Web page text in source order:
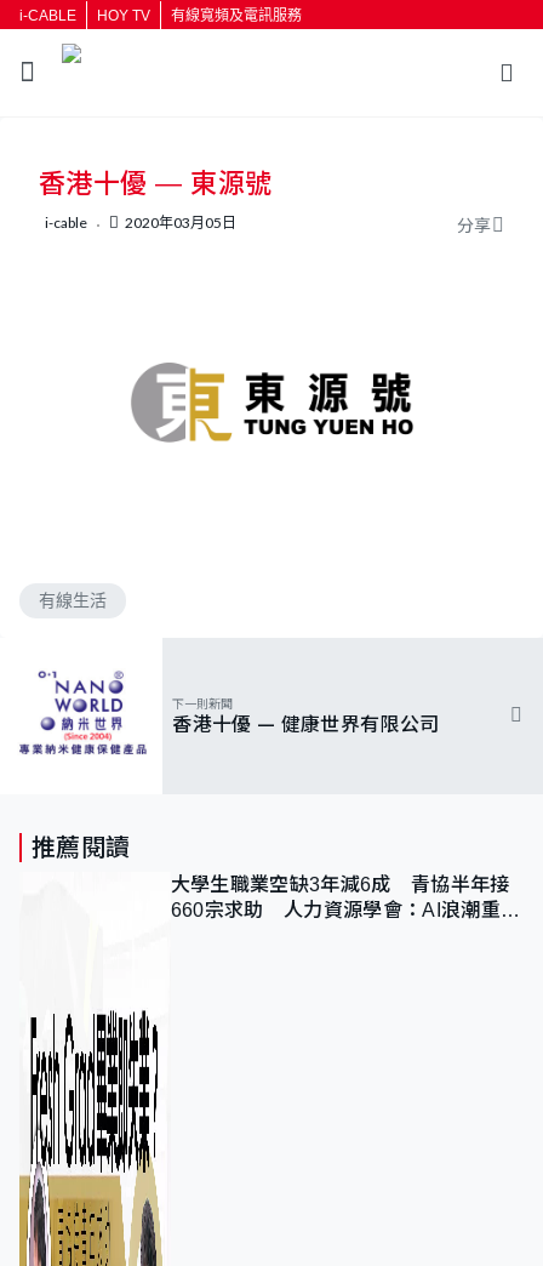
i-CABLE HOY TV 有線寬頻及電訊服務
按輸入鍵開始搜尋
香港十優 — 東源號
i-cable 2020年03月05日 分享
有線生活
下一則新聞
香港十優 — 健康世界有限公司
推薦閱讀
大學生職業空缺3年減6成 青協半年接
660宗求助 人力資源學會：AI浪潮重整